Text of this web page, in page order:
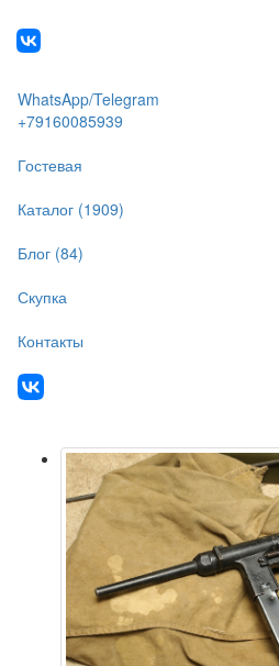
WhatsApp/Telegram
+79160085939
Гостевая
Каталог (1909)
Блог (84)
Скупка
Контакты